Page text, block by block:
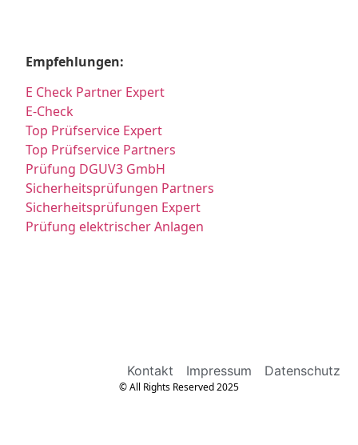
Empfehlungen:
E Check Partner Expert
E-Check
Top Prüfservice Expert
Top Prüfservice Partners
Prüfung DGUV3 GmbH
Sicherheitsprüfungen Partners
Sicherheitsprüfungen Expert
Prüfung elektrischer Anlagen
Kontakt Impressum Datenschutz
© All Rights Reserved 2025